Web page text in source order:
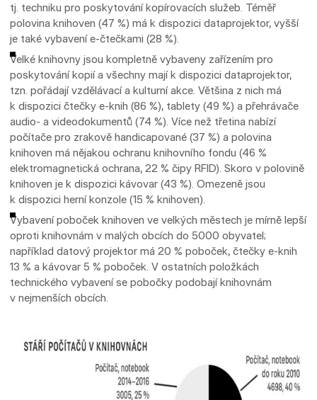
tj. techniku pro poskytování kopírovacích služeb. Téměř
polovina knihoven (47 %) má k dispozici dataprojektor, vyšší
je také vybavení e-čtečkami (28 %).
Velké knihovny jsou kompletně vybaveny zařízením pro
poskytování kopií a všechny mají k dispozici dataprojektor,
tzn. pořádají vzdělávací a kulturní akce. Většina z nich má
k dispozici čtečky e-knih (86 %), tablety (49 %) a přehrávače
audio- a videodokumentů (74 %). Více než třetina nabízí
počítače pro zrakově handicapované (37 %) a polovina
knihoven má nějakou ochranu knihovního fondu (46 %
elektromagnetická ochrana, 22 % čipy RFID). Skoro v polovině
knihoven je k dispozici kávovar (43 %). Omezeně jsou
k dispozici herní konzole (15 % knihoven).
Vybavení poboček knihoven ve velkých městech je mírně lepší
oproti knihovnám v malých obcích do 5000 obyvatel;
například datový projektor má 20 % poboček, čtečky e-knih
13 % a kávovar 5 % poboček. V ostatních položkách
technického vybavení se pobočky podobají knihovnám
v nejmenších obcích.